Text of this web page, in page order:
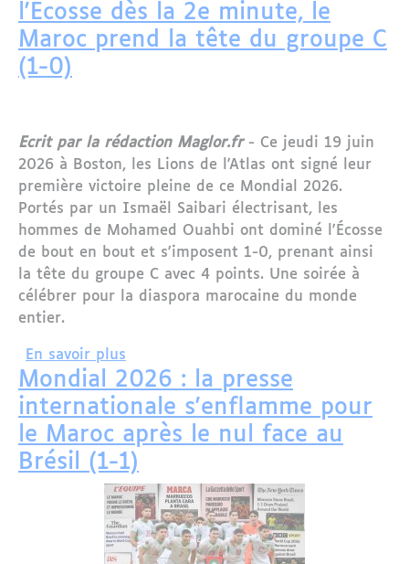
l'Écosse dès la 2e minute, le
Maroc prend la tête du groupe C
(1-0)
Ecrit par la rédaction Maglor.fr - Ce jeudi 19 juin
2026 à Boston, les Lions de l'Atlas ont signé leur
première victoire pleine de ce Mondial 2026.
Portés par un Ismaël Saibari électrisant, les
hommes de Mohamed Ouahbi ont dominé l'Écosse
de bout en bout et s'imposent 1-0, prenant ainsi
la tête du groupe C avec 4 points. Une soirée à
célébrer pour la diaspora marocaine du monde
entier.
En savoir plus
Mondial 2026 : la presse
internationale s'enflamme pour
le Maroc après le nul face au
Brésil (1-1)